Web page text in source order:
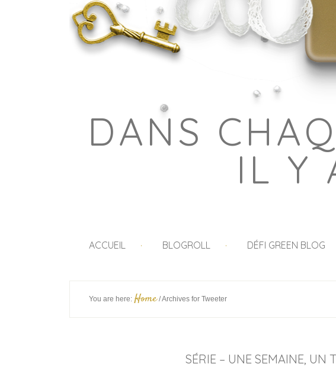
DANS
IL Y
ACCUEIL BLOGROLL DÉFI GREEN BLOG
You are here: Home /Archives for Tweeter
SÉRIE – UNE SEMAINE, UN